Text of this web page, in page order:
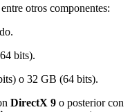
otros componentes:
bits).
o 32 GB (64 bits).
DirectX 9 o posterior con